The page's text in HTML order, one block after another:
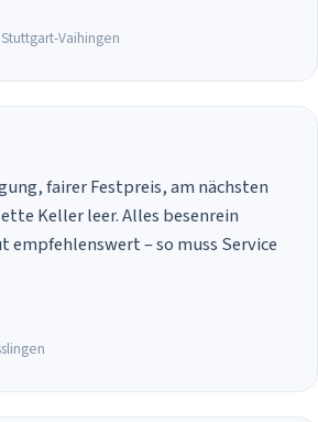
Vaihingen
fairer Festpreis, am nächsten
Keller leer. Alles besenrein
empfehlenswert – so muss Service